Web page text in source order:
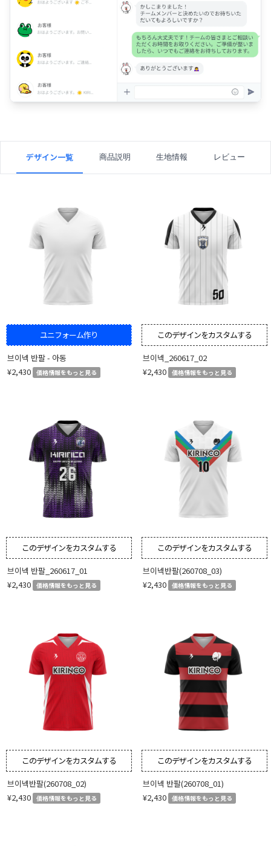
デザイン一覧 商品説明 生地情報 レビュー
ユニフォーム作り
브이넥 반팔 - 아동
¥2,430
価格情報をもっと見る
このデザインをカスタムする
브이넥_260617_02
¥2,430
価格情報をもっと見る
このデザインをカスタムする
브이넥 반팔_260617_01
¥2,430
価格情報をもっと見る
このデザインをカスタムする
브이넥반팔(260708_03)
¥2,430
価格情報をもっと見る
このデザインをカスタムする
브이넥반팔(260708_02)
¥2,430
価格情報をもっと見る
このデザインをカスタムする
브이넥 반팔(260708_01)
¥2,430
価格情報をもっと見る